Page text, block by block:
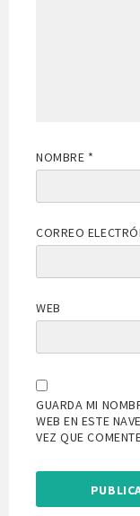
NOMBRE *
CORREO
WEB
GUARDA MI
WEB EN ESTE
VEZ QUE